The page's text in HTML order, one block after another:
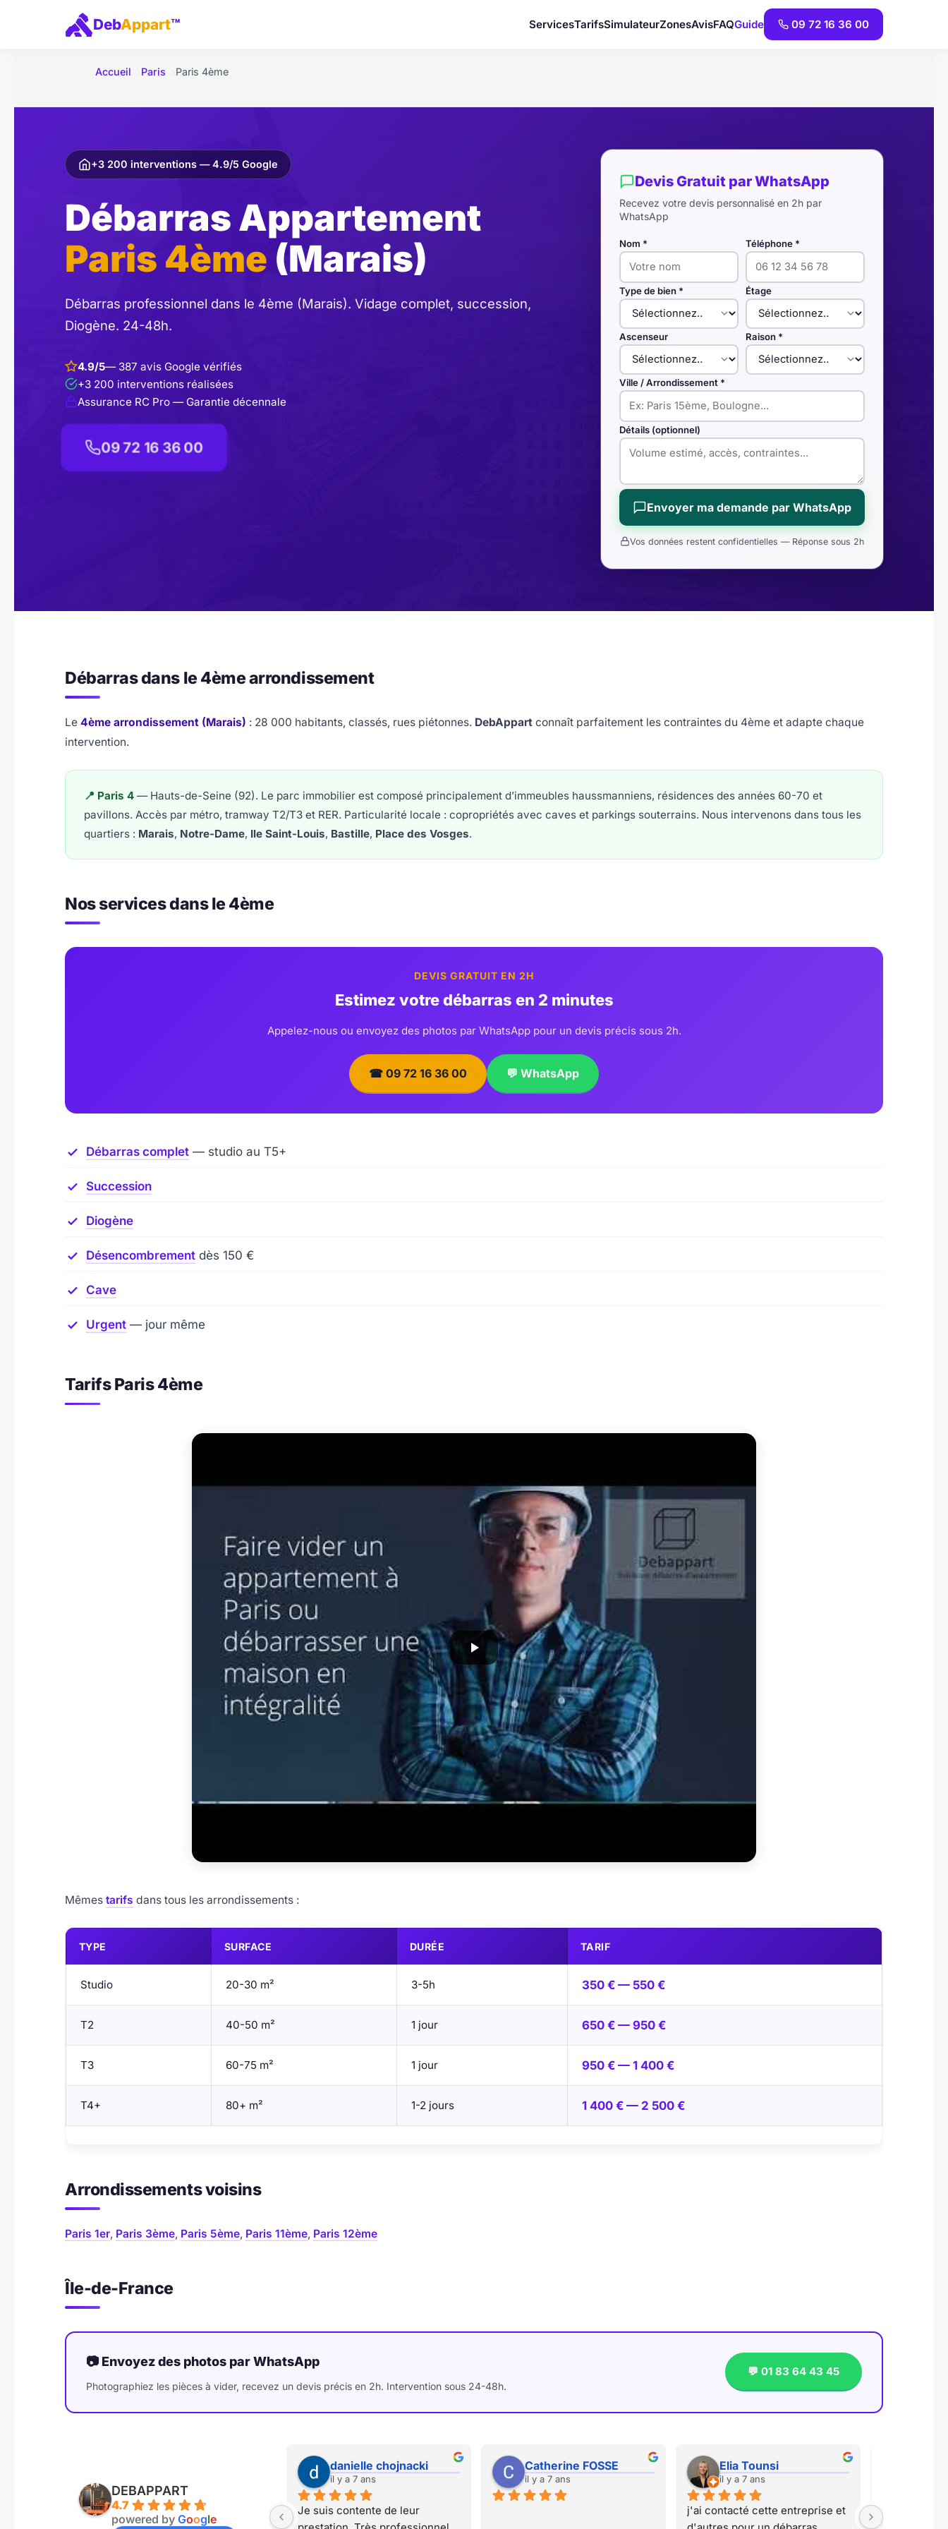
o
DebAppart™ ServicesTarifsSimulateurZonesAvisFAQGuide 09 72 16 36 00
Accueil Paris Paris 4ème
+3 200 interventions — 4.9/5 Google
Débarras Appartement
Paris 4ème (Marais)
Débarras professionnel dans le 4ème (Marais). Vidage complet, succession,
Diogène. 24-48h.
4.9/5— 387 avis Google vérifiés
+3 200 interventions réalisées
Assurance RC Pro — Garantie décennale
09 72 16 36 00
Devis Gratuit par WhatsApp
Recevez votre devis personnalisé en 2h par
WhatsApp
Nom * Téléphone *
Type de bien * Étage
Ascenseur Raison *
Ville / Arrondissement *
Détails (optionnel)
Envoyer ma demande par WhatsApp
Vos données restent confidentielles — Réponse sous 2h
Débarras dans le 4ème arrondissement
Le 4ème arrondissement (Marais) : 28 000 habitants, classés, rues piétonnes. DebAppart connaît parfaitement les contraintes du 4ème et adapte chaque
intervention.
📍 Paris 4 — Hauts-de-Seine (92). Le parc immobilier est composé principalement d’immeubles haussmanniens, résidences des années 60-70 et
pavillons. Accès par métro, tramway T2/T3 et RER. Particularité locale : copropriétés avec caves et parkings souterrains. Nous intervenons dans tous les
quartiers : Marais, Notre-Dame, Ile Saint-Louis, Bastille, Place des Vosges.
Nos services dans le 4ème
DEVIS GRATUIT EN 2H
Estimez votre débarras en 2 minutes
Appelez-nous ou envoyez des photos par WhatsApp pour un devis précis sous 2h.
☎ 09 72 16 36 00 💬 WhatsApp
Débarras complet — studio au T5+
Succession
Diogène
Désencombrement dès 150 €
Cave
Urgent — jour même
Tarifs Paris 4ème
Mêmes tarifs dans tous les arrondissements :
TYPE SURFACE DURÉE TARIF
Studio 20-30 m² 3-5h 350 € — 550 €
T2 40-50 m² 1 jour 650 € — 950 €
T3 60-75 m² 1 jour 950 € — 1 400 €
T4+ 80+ m² 1-2 jours 1 400 € — 2 500 €
Arrondissements voisins
Paris 1er, Paris 3ème, Paris 5ème, Paris 11ème, Paris 12ème
Île-de-France
📷 Envoyez des photos par WhatsApp
Photographiez les pièces à vider, recevez un devis précis en 2h. Intervention sous 24-48h.
💬 01 83 64 43 45
DEBAPPART
4.7
powered by Google
danielle chojnacki
il y a 7 ans
Je suis contente de leur
Catherine FOSSE
il y a 7 ans
Elia Tounsi
il y a 7 ans
j'ai contacté cette entreprise et
Nous avons